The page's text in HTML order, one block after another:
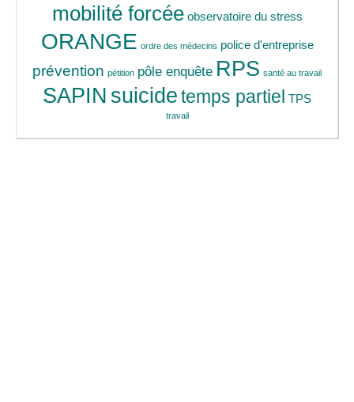
mobilité forcée observatoire du stress
ORANGE ordre des médecins police d'entreprise
prévention pétition pôle enquête RPS santé au travail
SAPIN suicidetemps partiel TPS
travail